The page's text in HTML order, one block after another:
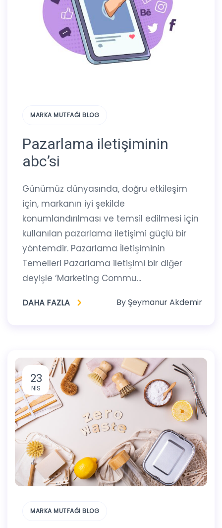
MARKA MUTFAĞI BLOG
Pazarlama iletişiminin
abc’si
Günümüz dünyasında, doğru etkileşim
için, markanın iyi şekilde
konumlandırılması ve temsil edilmesi için
kullanılan pazarlama iletişimi güçlü bir
yöntemdir. Pazarlama İletişiminin
Temelleri Pazarlama iletişimi bir diğer
deyişle ‘Marketing Commu...
DAHA FAZLA By Şeymanur Akdemir
23
NIS
MARKA MUTFAĞI BLOG